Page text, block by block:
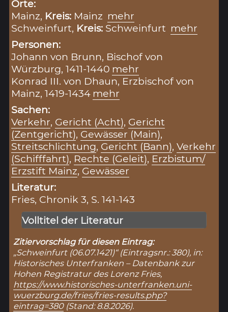
Orte:
Mainz, Kreis: Mainz mehr
Schweinfurt, Kreis: Schweinfurt mehr
Personen:
Johann von Brunn, Bischof von
Würzburg, 1411-1440 mehr
Konrad III. von Dhaun, Erzbischof von
Mainz, 1419-1434 mehr
Sachen:
Verkehr, Gericht (Acht), Gericht
(Zentgericht), Gewässer (Main),
Streitschlichtung, Gericht (Bann),Verkehr
(Schifffahrt), Rechte (Geleit), Erzbistum/
Erzstift Mainz, Gewässer
Literatur:
Fries, Chronik 3, S. 141-143
Volltitel der Literatur
Zitiervorschlag für diesen Eintrag:
„Schweinfurt (06.07.1421)“ (Eintragsnr.: 380), in:
Historisches Unterfranken – Datenbank zur
Hohen Registratur des Lorenz Fries,
https://www.historisches-unterfranken.uni-
wuerzburg.de/fries/fries-results.php?
eintrag=380(Stand: 8.8.2026).